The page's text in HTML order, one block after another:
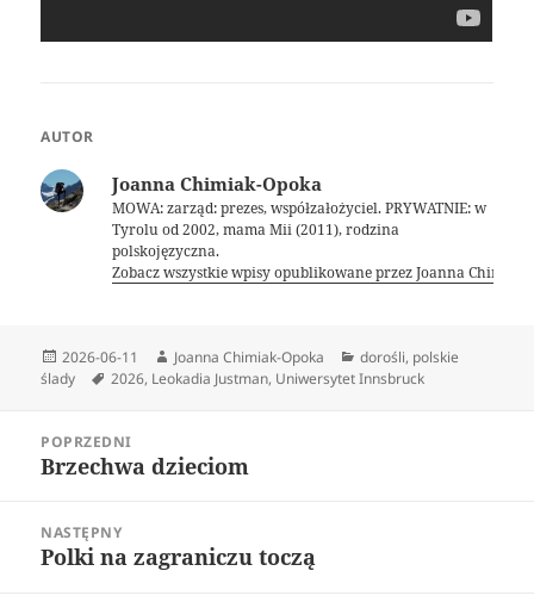
AUTOR
Joanna Chimiak-Opoka
MOWA: zarząd: prezes, współzałożyciel. PRYWATNIE: w
Tyrolu od 2002, mama Mii (2011), rodzina
polskojęzyczna.
Zobacz wszystkie wpisy opublikowane przez Joanna
Data
publikacji
2026-06-11 Autor
Joanna Chimiak-Opoka Kategorie
dorośli, polskie
ślady
Tagi
2026, Leokadia Justman, Uniwersytet Innsbruck
wpisuPOPRZEDNI
Poprzedni
Brzechwa dzieciom
NASTĘPNY
Następny
Polki na zagraniczu toczą